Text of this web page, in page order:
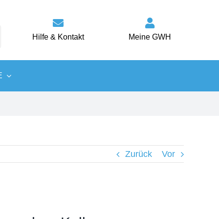
Hilfe & Kontakt Meine GWH
Zurück Vor